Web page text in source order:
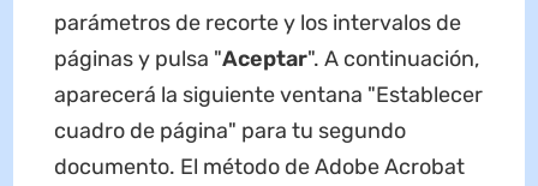
parámetros de recorte y los intervalos de
páginas y pulsa "Aceptar". A continuación,
aparecerá la siguiente ventana "Establecer
cuadro de página" para tu segundo
documento. El método de Adobe Acrobat